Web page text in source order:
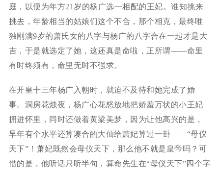
庭，以便为年方21岁的杨广选一相配的王妃。谁知挑来
挑去，年龄相当的姑娘们这个不合，那个相克，最终唯
独刚满9岁的萧氏女的八字与杨广的八字合在一起才是大
吉，于是就选定了她，这还真是命啦，正所谓——命里
有时终须有，命里无时不强求。
在开皇十三年杨广入朝时，就迫不及待和她完成了婚
事。洞房花烛夜，杨广心花怒放地把娇羞万状的小王妃
拥进怀里，同时还做着黄梁美梦，因为让他高兴的是，
早年有个水平还算凑合的大仙给萧妃算过一卦——“母仪
天下”！萧妃既然会母仪天下，那么他不就是皇帝吗？可
惜的是，他听话只听半句，算命先生在“母仪天下”四个字